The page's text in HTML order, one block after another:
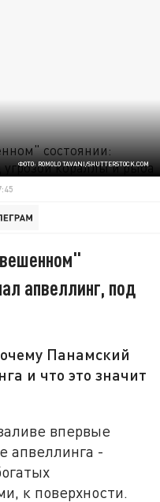
ФОТО: ROMOLO TAVANI/SHUTTERSTOCK.COM
апвеллинг, под
Панамский
и что это значит
впервые
апвеллинга -
к поверхности.